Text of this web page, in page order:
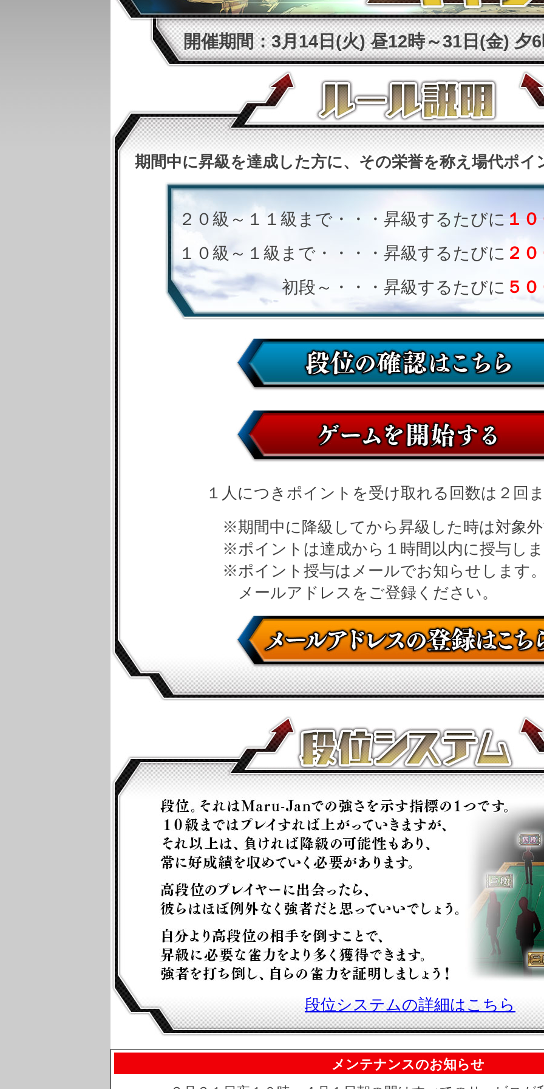
開催期間：3月14日(火) 昼12時～31日(金) 夕
期間中に昇級を達成した方に、その栄誉を称え場代ポイ
２０級～１１級まで・・・昇級するたびに １
１０級～１級まで・・・・昇級するたびに ２
初段～・・・昇級するたびに ５
１人につきポイントを受け取れる回数は２回
期間中に降級してから昇級した時は対象
ポイントは達成から１時間以内に授与し
ポイント授与はメールでお知らせします
メールアドレスをご登録ください。
段位システムの詳細はこちら
メンテナンスのお知らせ